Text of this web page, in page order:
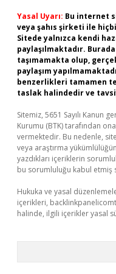
Yasal Uyarı: Bu internet
veya şahıs şirketi ile
Sitede yalnızca kendi
paylaşılmaktadır.
taşımamakta olup,
paylaşım
benzerlikleri tamamen
taslak halindedir ve
Sitemiz, 5651 Sayılı Kanun
Kurumu (BTK) tarafından
vermektedir. Bu nedenle,
veya araştırma
yazdıkları içeriklerin
bu sorumluluğu kabul etmiş
Hukuka ve yasal
içerikleri,
halinde, ilgili içerikler yasal